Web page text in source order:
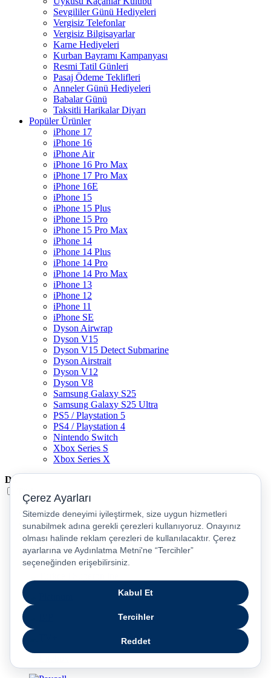
Sevgililer Günü Hediyeleri
Vergisiz Telefonlar
Vergisiz Bilgisayarlar
Karne Hediyeleri
Kurban Bayramı Kampanyası
Resmi Tatil Günleri
Pasaj Ödeme Teklifleri
Anneler Günü Hediyeleri
Babalar Günü
Taksitli Harikalar Diyarı
Popüler Ürünler
iPhone 17
iPhone 16
iPhone Air
iPhone 16 Pro Max
iPhone 17 Pro Max
iPhone 16E
iPhone 15
iPhone 15 Plus
iPhone 15 Pro
iPhone 15 Pro Max
iPhone 14
iPhone 14 Plus
iPhone 14 Pro
iPhone 14 Pro Max
iPhone 13
iPhone 12
iPhone 11
iPhone SE
Dyson Airwrap
Dyson V15
Dyson V15 Detect Submarine
Dyson Airstrait
Dyson V12
Dyson V8
Samsung Galaxy S25
Samsung Galaxy S25 Ultra
PS5 / Playstation 5
PS4 / Playstation 4
Nintendo Switch
Xbox Series S
Xbox Series X
Dil
Türkçe
English
عربى
русский